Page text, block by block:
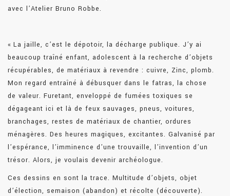
avec l’Atelier Bruno Robbe.
« La jaille, c’est le dépotoir, la décharge publique. J’y ai
beaucoup traîné enfant, adolescent à la recherche d’objets
récupérables, de matériaux à revendre : cuivre, Zinc, plomb.
Mon regard entraîné à débusquer dans le fatras, la chose
de valeur. Furetant, enveloppé de fumées toxiques se
dégageant ici et là de feux sauvages, pneus, voitures,
branchages, restes de matériaux de chantier, ordures
ménagères. Des heures magiques, excitantes. Galvanisé par
l’espérance, l’imminence d’une trouvaille, l’invention d’un
trésor. Alors, je voulais devenir archéologue.
Ces dessins en sont la trace. Multitude d’objets, objet
d’élection, semaison (abandon) et récolte (découverte).